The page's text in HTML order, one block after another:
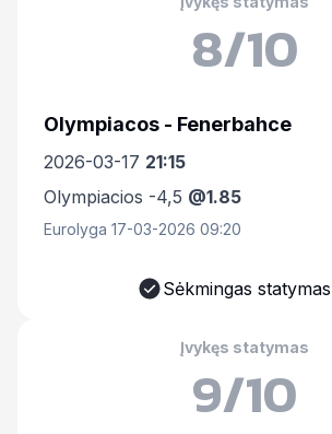
8/10
Olympiacos - Fenerbahce
2026-03-17 21:15
Olympiacios -4,5 @1.85
Eurolyga 17-03-2026 09:20
Sėkmingas statymas
Įvykęs statymas
9/10